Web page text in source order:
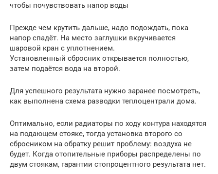
чтобы почувствовать напор воды
Прежде чем крутить дальше, надо подождать, пока
напор спадёт. На место заглушки вкручивается
шаровой кран с уплотнением.
Установленный сбросник открывается полностью,
затем подаётся вода на второй.
Для успешного результата нужно заранее посмотреть,
как выполнена схема разводки теплоцентрали дома.
Оптимально, если радиаторы по ходу контура находятся
на подающем стояке, тогда установка второго со
сбросником на обратку решит проблему: воздуха не
будет. Когда отопительные приборы распределены по
двум стоякам, гарантии стопроцентного результата нет.